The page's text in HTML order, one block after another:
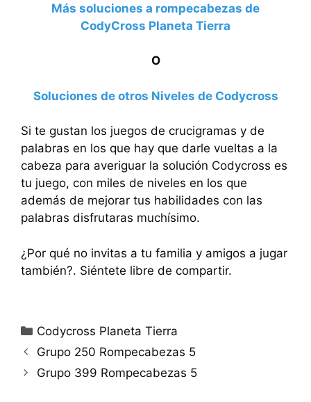
Más soluciones a rompecabezas de
CodyCross Planeta Tierra
O
Soluciones de otros Niveles de Codycross
Si te gustan los juegos de crucigramas y de
palabras en los que hay que darle vueltas a la
cabeza para averiguar la solución Codycross es
tu juego, con miles de niveles en los que
además de mejorar tus habilidades con las
palabras disfrutaras muchísimo.
¿Por qué no invitas a tu familia y amigos a jugar
también?. Siéntete libre de compartir.
Categorías
Codycross Planeta Tierra
Grupo 250 Rompecabezas 5
Grupo 399 Rompecabezas 5